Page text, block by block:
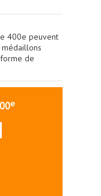
400e peuvent
de
e